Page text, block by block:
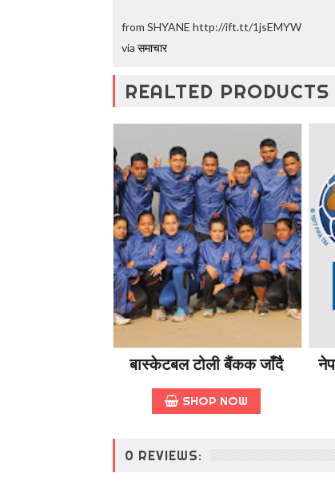
from SHYANE http://ift.tt/1jsEMYW
via समाचार
REALTED PRODUCTS
बास्केटबल टोली बैंकक जाँदै
SHOP NOW
0 REVIEWS: